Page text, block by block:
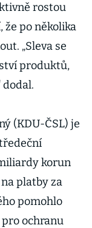
rostou
že po několika
„Sleva se
produktů,
dodal.
(KDU-ČSL) je
korun
platby za
pomohlo
ochranu